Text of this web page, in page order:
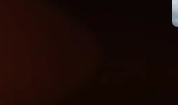
注入了蓬勃的生機活力。